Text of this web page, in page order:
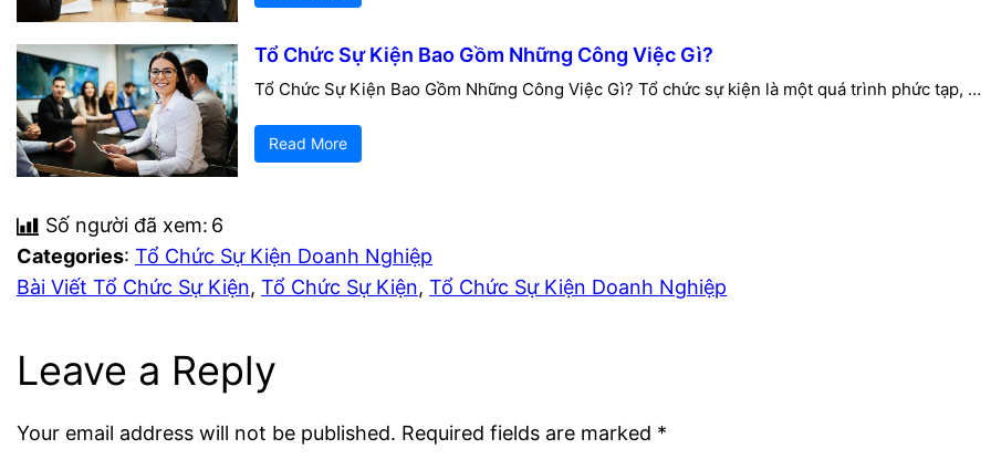
Tổ Chức Sự Kiện Bao Gồm Những Công Việc Gì?
Tổ Chức Sự Kiện Bao Gồm Những Công Việc Gì? Tổ chức sự kiện là một quá trình phức tạp, …
Read More
Số người đã xem: 6
Categories:Tổ Chức Sự Kiện Doanh Nghiệp
Bài Viết Tổ Chức Sự Kiện, Tổ Chức Sự Kiện, Tổ Chức Sự Kiện Doanh Nghiệp
Leave a Reply
Your email address will not be published. Required fields are marked *